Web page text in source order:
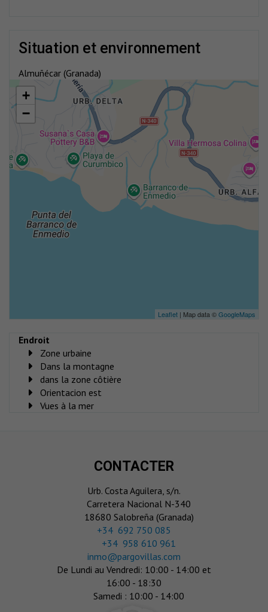
situation et environnement
Almuñécar (Granada)
+
−
Leaflet | Map data ©GoogleMaps
Endroit
Zone urbaine
Dans la montagne
dans la zone côtière
Orientacion est
Vues à la mer
CONTACTER
Urb. Costa Aguilera, s/n.
Carretera Nacional N-340
18680 Salobreña (Granada)
‎+34 692 750 085
+34 958 610 961
inmo@pargovillas.com
De Lundi au Vendredi: 10:00 - 14:00 et
16:00 - 18:30
Samedi : 10:00 - 14:00